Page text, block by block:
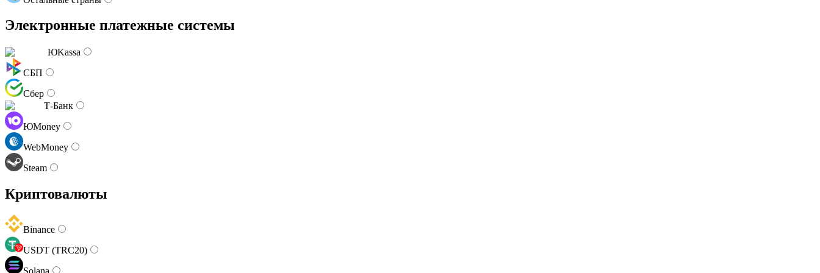
Электронные платежные системы
ЮKassa
СБП
Сбер
Т-Банк
ЮMoney
WebMoney
Steam
Криптовалюты
Binance
USDT (TRC20)